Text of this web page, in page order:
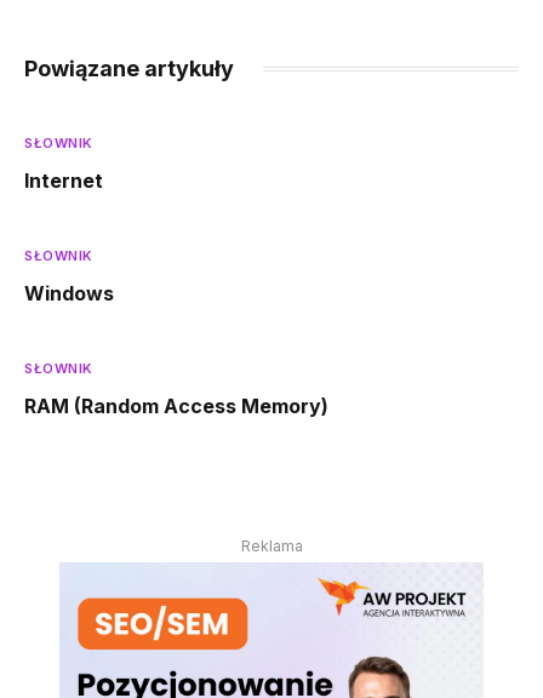
Powiązane artykuły
SŁOWNIK
Internet
SŁOWNIK
Windows
SŁOWNIK
RAM (Random Access Memory)
Reklama